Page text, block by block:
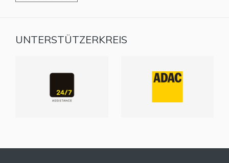
UNTERSTÜTZERKREIS